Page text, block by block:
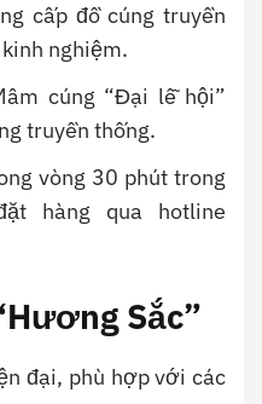
cấp đồ cúng truyền
nghiệm.
cúng “Đại lễ hội”
truyền thống.
vòng 30 phút trong
hàng qua hotline
Sắc”
đại, phù hợp với các